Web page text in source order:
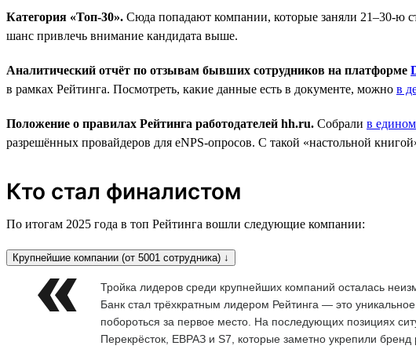
Категория «Топ-30». Сюда попадают компании, которые заняли 21–30-ю
шанс привлечь внимание кандидата выше.
Аналитический отчёт по отзывам бывших сотрудников на платформе
в рамках Рейтинга. Посмотреть, какие данные есть в документе, можно в
Положение о правилах Рейтинга работодателей hh.ru. Собрали в
разрешённых провайдеров для eNPS-опросов. С такой «настольной
Кто стал финалистом
По итогам 2025 года в топ Рейтинга вошли следующие компании:
Крупнейшие компании (от 5001 сотрудника) ↓
Тройка лидеров среди крупнейших компаний осталась
Банк стал трёхкратным лидером Рейтинга — это
побороться за первое место. На последующих позициях
Перекрёсток, ЕВРАЗ и S7, которые заметно укрепили бренд